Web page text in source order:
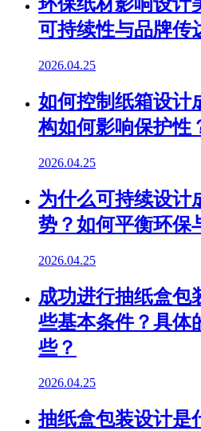
可持续性与品牌传
2026.04.25
如何控制纸箱设计
构如何影响保护性
2026.04.25
为什么可持续设计
势？如何平衡环保
2026.04.25
成功进行抽纸盒包
些基本条件？具体
些？
2026.04.25
抽纸盒包装设计是